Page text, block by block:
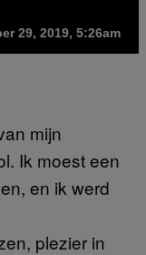
29, 2019, 5:26am
mijn
Ik moest een
en ik werd
plezier in